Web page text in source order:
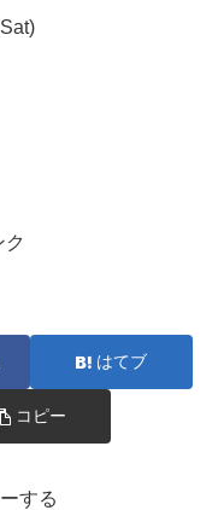
はてブ
コピー
する